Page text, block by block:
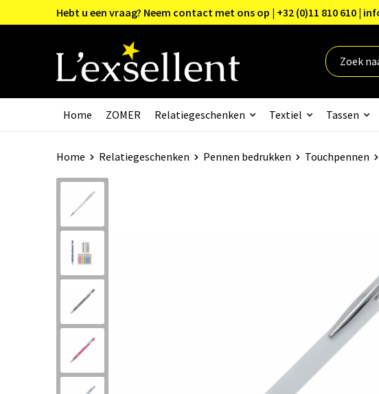
Hebt u een vraag? Neem contact met ons op | +32 (0)11 810 610 |
Home ZOMER Relatiegeschenken Textiel Tassen
Home Relatiegeschenken Pennen bedrukken Touchpennen